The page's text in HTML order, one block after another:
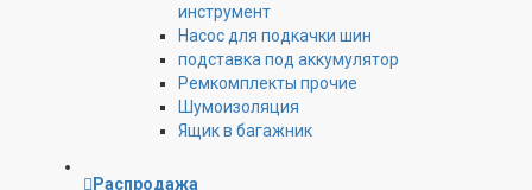
инструмент
Насос для подкачки шин
подставка под аккумулятор
Ремкомплекты прочие
Шумоизоляция
Ящик в багажник
Распродажа